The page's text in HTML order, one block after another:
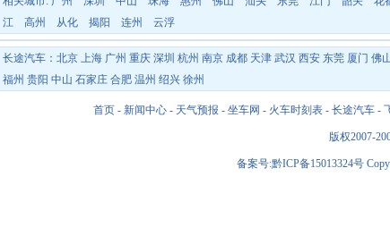
江
高州 从化 揭阳 连州 云浮
长途汽车： 北京 上海 广州 重庆 深圳 杭州 南京 成都 天津 武汉 西安 东莞 厦门 佛
福州 贵阳 中山 石家庄 合肥 温州 绍兴 徐州
首页- 新闻中心- 天气预报 - 坐车网 - 火车时刻表- 长途汽车-
版权2007-
备案号:黔ICP备15013324号